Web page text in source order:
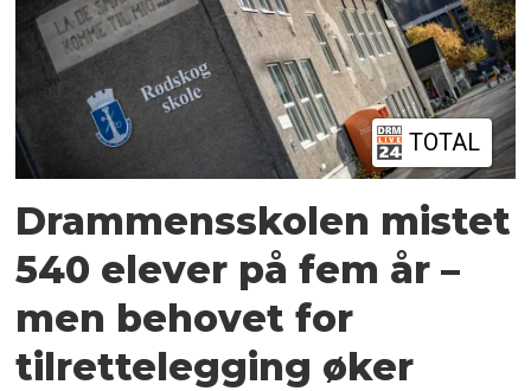
TOTAL
Drammensskolen mistet
540 elever på fem år –
men behovet for
tilrettelegging øker